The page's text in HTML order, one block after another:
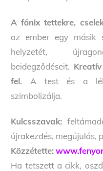
A főnix tettekre,
az ember egy másik
helyzetét,
beidegződéseit.
fel. A test és a
szimbolizálja.
Kulcsszavak:
újrakezdés, megújulás,
Közzétette:
Ha tetszett a cikk,